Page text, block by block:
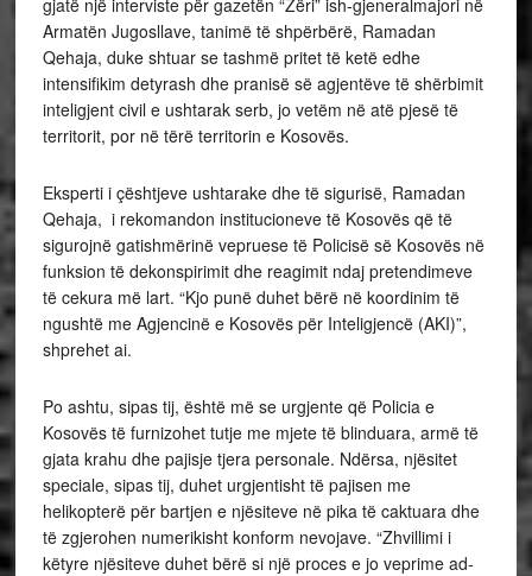
gjatë një interviste për gazetën “Zëri” ish-gjeneralmajori në
Armatën Jugosllave, tanimë të shpërbërë, Ramadan
Qehaja, duke shtuar se tashmë pritet të ketë edhe
intensifikim detyrash dhe pranisë së agjentëve të shërbimit
inteligjent civil e ushtarak serb, jo vetëm në atë pjesë të
territorit, por në tërë territorin e Kosovës.
Eksperti i çështjeve ushtarake dhe të sigurisë, Ramadan
Qehaja, i rekomandon institucioneve të Kosovës që të
sigurojnë gatishmërinë vepruese të Policisë së Kosovës në
funksion të dekonspirimit dhe reagimit ndaj pretendimeve
të cekura më lart. “Kjo punë duhet bërë në koordinim të
ngushtë me Agjencinë e Kosovës për Inteligjencë (AKI)”,
shprehet ai.
Po ashtu, sipas tij, është më se urgjente që Policia e
Kosovës të furnizohet tutje me mjete të blinduara, armë të
gjata krahu dhe pajisje tjera personale. Ndërsa, njësitet
speciale, sipas tij, duhet urgjentisht të pajisen me
helikopterë për bartjen e njësiteve në pika të caktuara dhe
të zgjerohen numerikisht konform nevojave. “Zhvillimi i
këtyre njësiteve duhet bërë si një proces e jo veprime ad-